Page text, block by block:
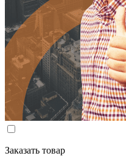
Заказать товар